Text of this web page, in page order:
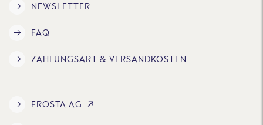
NEWSLETTER
FAQ
ZAHLUNGSART & VERSANDKOSTEN
FROSTA AG